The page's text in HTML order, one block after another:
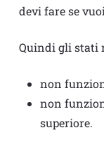
devi fare se
Quindi gli stati
non
non
superiore.